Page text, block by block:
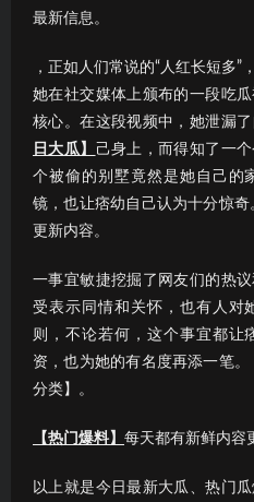
最新信息。
，正如人们常说的“人红长短多”
她在社交媒体上颁布的一段吃
核心。在这段视频中，她泄漏
日大瓜】
己身上，而得知了一
个被偷的别墅竟然是她自己的
镜，也让痞幼自己认为十分惊
更新内容。
一事宜敏捷挖掘了网友们的热
受表示同情和关怀，也有人对
则，不论若何，这个事宜都让
资，也为她的有名度再添一笔
分类】。
【热门爆料】 每天都有新鲜内容
以上就是今日最新大瓜、热门